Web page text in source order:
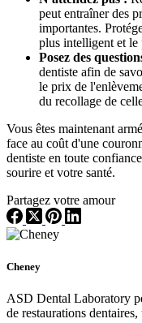
peut entraîner des
importantes.
plus intelligent et le
Posez des
dentiste afin de
le prix de
du recollage de
Vous êtes maintenant
face au coût d'une
dentiste en toute
sourire et votre santé.
Partagez votre amour
Cheney
ASD Dental Laboratory
de restaurations